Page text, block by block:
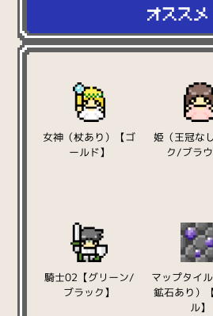
女神（杖あり）【ゴ
ールド】
姫（王冠な
ク/ブラウ
騎士02【グリーン/
ブラック】
マップタイ
鉱石あり）
ル】